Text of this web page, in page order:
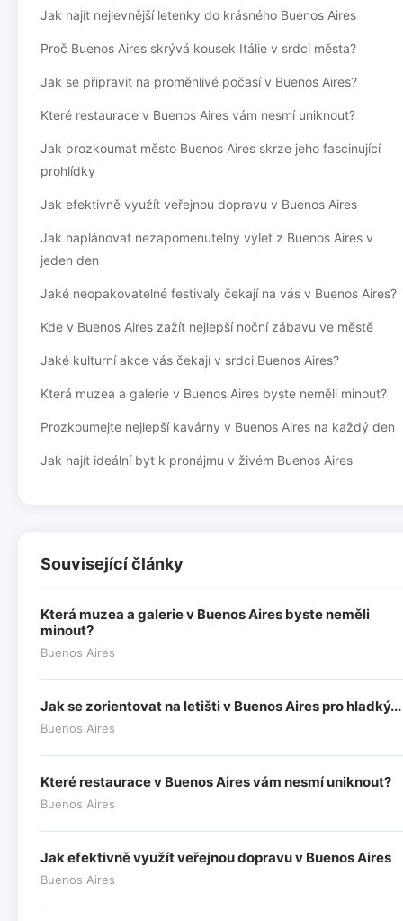
Jak najít nejlevnější letenky do krásného Buenos Aires
Proč Buenos Aires skrývá kousek Itálie v srdci města?
Jak se připravit na proměnlivé počasí v Buenos Aires?
Které restaurace v Buenos Aires vám nesmí uniknout?
Jak prozkoumat město Buenos Aires skrze jeho fascinující
prohlídky
Jak efektivně využít veřejnou dopravu v Buenos Aires
Jak naplánovat nezapomenutelný výlet z Buenos Aires v
jeden den
Jaké neopakovatelné festivaly čekají na vás v Buenos Aires?
Kde v Buenos Aires zažít nejlepší noční zábavu ve městě
Jaké kulturní akce vás čekají v srdci Buenos Aires?
Která muzea a galerie v Buenos Aires byste neměli minout?
Prozkoumejte nejlepší kavárny v Buenos Aires na každý den
Jak najít ideální byt k pronájmu v živém Buenos Aires
Související články
Která muzea a galerie v Buenos Aires byste neměli
minout?
Buenos Aires
Jak se zorientovat na letišti v Buenos Aires pro hladký...
Buenos Aires
Které restaurace v Buenos Aires vám nesmí uniknout?
Buenos Aires
Jak efektivně využít veřejnou dopravu v Buenos Aires
Buenos Aires